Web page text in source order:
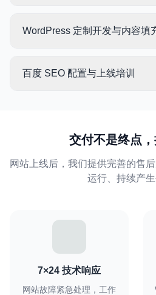
原型。包含交互动效方
能。支持 3 轮修改确认。
WordPress 定制开发与内容填
可视化编辑每个页面区
百度 SEO 配置与上线培训
台操作视频教程和 1 对
交付不是终点
网站上线后，我们提供完善的售
运行、持续产生
7×24 技术响应
网站故障紧急处理，工作